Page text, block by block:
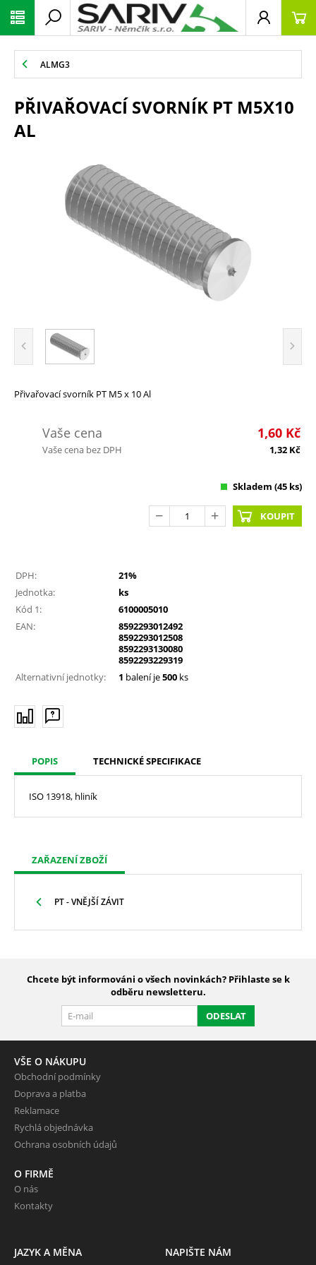
ALMG3
PŘIVAŘOVACÍ SVORNÍK PT M5X10
AL
Přivařovací svorník PT M5 x 10 Al
Vaše cena 1,60 Kč
Vaše cena bez DPH 1,32 Kč
Skladem (45 ks)
KOUPIT
DPH:
21%
Jednotka:
ks
Kód 1:
6100005010
EAN:
8592293012492
8592293012508
8592293130080
8592293229319
Alternativní jednotky:
1 balení je500 ks
POPIS TECHNICKÉ SPECIFIKACE
ISO 13918, hliník
ZAŘAZENÍ ZBOŽÍ
PT - VNĚJŠÍ ZÁVIT
Chcete být informováni o všech novinkách? Přihlaste se k
odběru newsletteru.
ODESLAT
VŠE O NÁKUPU
Obchodní podmínky
Doprava a platba
Reklamace
Rychlá objednávka
Ochrana osobních údajů
O FIRMĚ
O nás
Kontakty
JAZYK A MĚNA NAPIŠTE NÁM